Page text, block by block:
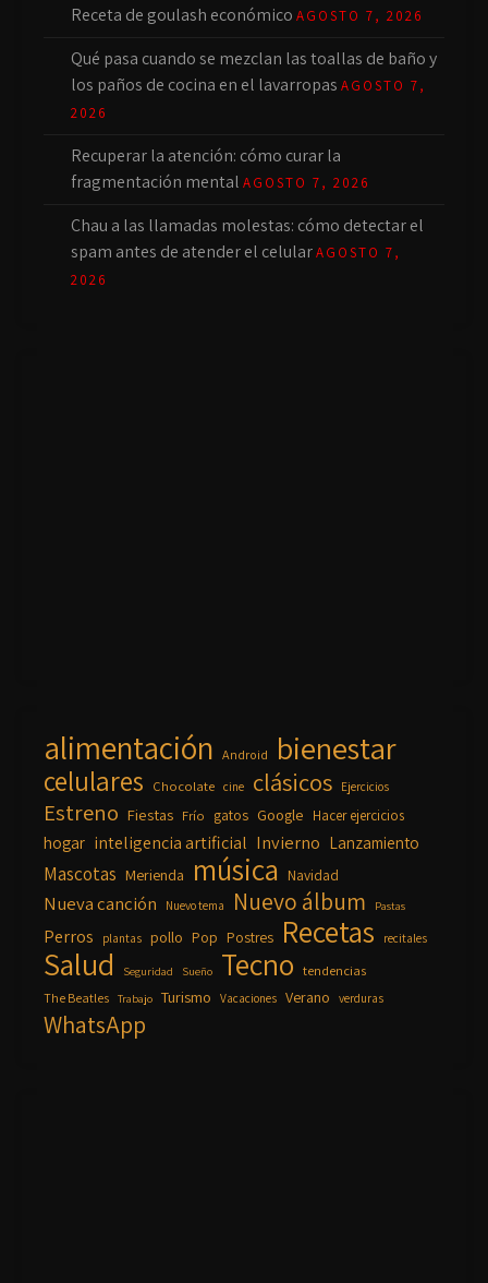
Receta de goulash económico AGOSTO 7, 2026
Qué pasa cuando se mezclan las toallas de baño y
los paños de cocina en el lavarropas AGOSTO 7,
2026
Recuperar la atención: cómo curar la
fragmentación mental AGOSTO 7, 2026
Chau a las llamadas molestas: cómo detectar el
spam antes de atender el celularAGOSTO 7,
2026
alimentación Android bienestar
celulares Chocolate cine clásicos Ejercicios
Estreno Fiestas Frío gatos Google Hacer ejercicios
hogar inteligencia artificial Invierno Lanzamiento
Mascotas Merienda música Navidad
Nueva canción Nuevo tema Nuevo álbum Pastas
Perros plantas pollo Pop Postres Recetas recitales
Salud Seguridad Sueño Tecno tendencias
The Beatles Trabajo Turismo Vacaciones Verano verduras
WhatsApp